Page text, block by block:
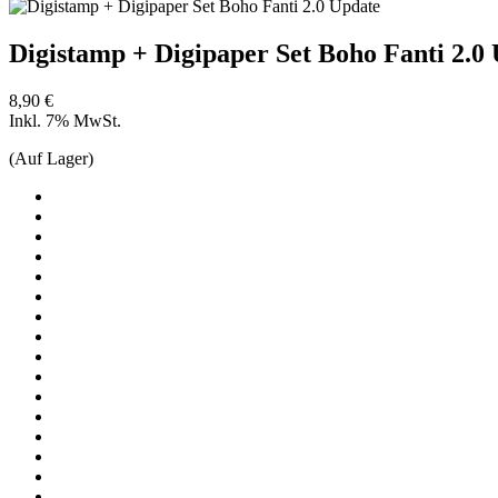
Digistamp + Digipaper Set Boho Fanti 2.0
8,90 €
Inkl. 7% MwSt.
(Auf Lager)